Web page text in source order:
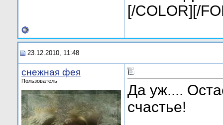
[/COLOR][/
23.12.2010, 11:48
снежная фея
Пользователь
Да уж....
счастье!